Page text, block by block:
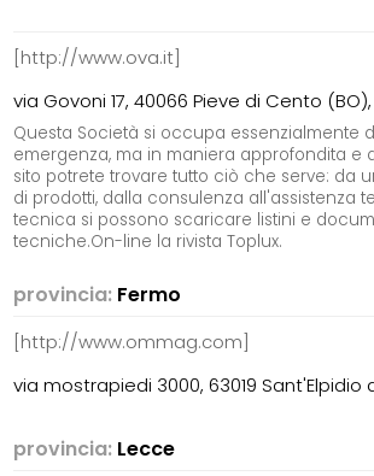
[http://www.ova.it]
via Govoni 17, 40066 Pieve di Cento
Questa Società si occupa essenzialmente
emergenza, ma in maniera approfondita e
sito potrete trovare tutto ciò che serve: da
di prodotti, dalla consulenza all'assistenza
tecnica si possono scaricare listini e
tecniche.On-line la rivista Toplux.
provincia: Fermo
[http://www.ommag.com]
via mostrapiedi 3000, 63019 Sant'Elpidio
provincia: Lecce